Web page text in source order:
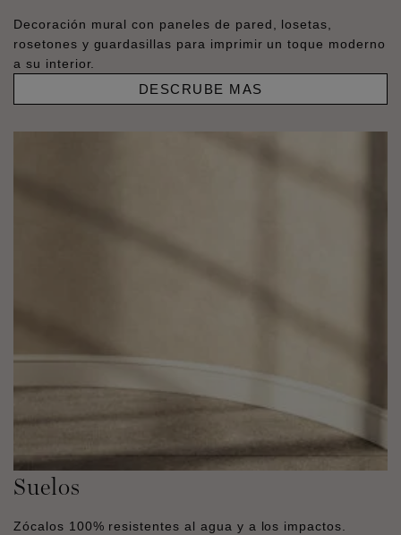
Decoración mural con paneles de pared, losetas,
rosetones y guardasillas para imprimir un toque moderno
a su interior.
DESCRUBE MAS
Suelos
Zócalos 100% resistentes al agua y a los impactos.